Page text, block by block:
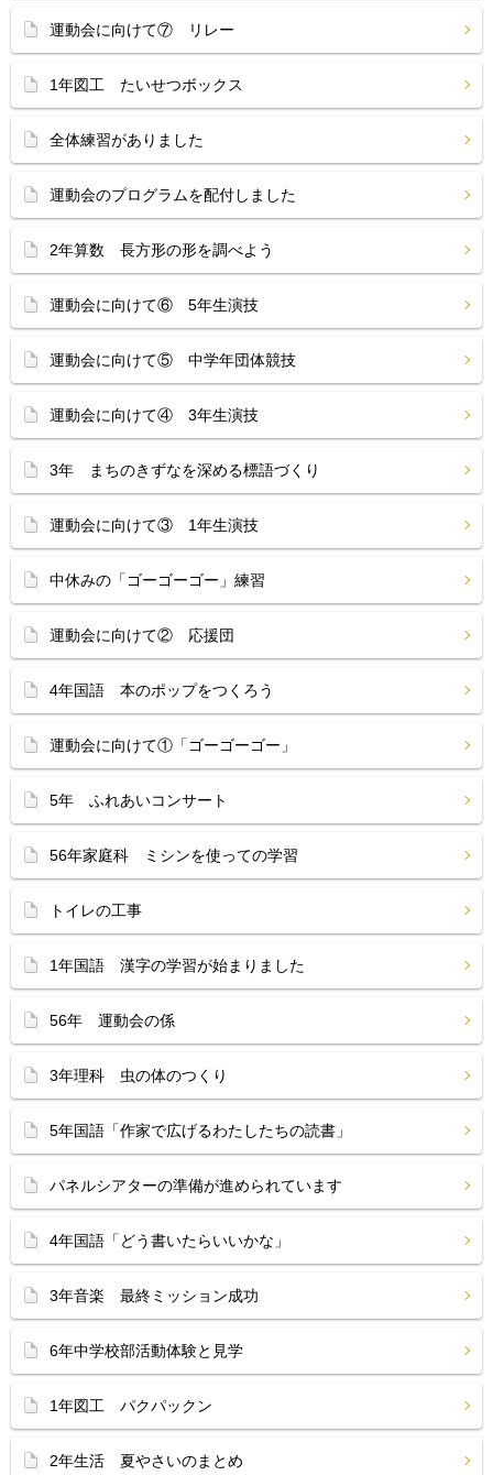
運動会に向けて⑦ リレー
1年図工 たいせつボックス
全体練習がありました
運動会のプログラムを配付しました
2年算数 長方形の形を調べよう
運動会に向けて⑥ 5年生演技
運動会に向けて⑤ 中学年団体競技
運動会に向けて④ 3年生演技
3年 まちのきずなを深める標語づくり
運動会に向けて③ 1年生演技
中休みの「ゴーゴーゴー」練習
運動会に向けて② 応援団
4年国語 本のポップをつくろう
運動会に向けて①「ゴーゴーゴー」
5年 ふれあいコンサート
56年家庭科 ミシンを使っての学習
トイレの工事
1年国語 漢字の学習が始まりました
56年 運動会の係
3年理科 虫の体のつくり
5年国語「作家で広げるわたしたちの読書」
パネルシアターの準備が進められています
4年国語「どう書いたらいいかな」
3年音楽 最終ミッション成功
6年中学校部活動体験と見学
1年図工 パクパックン
2年生活 夏やさいのまとめ